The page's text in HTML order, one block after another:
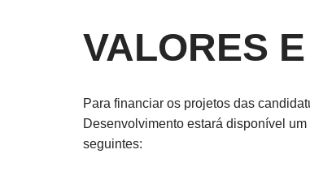
VALORES
Para financiar os projetos das
Desenvolvimento estará disponível
seguintes: